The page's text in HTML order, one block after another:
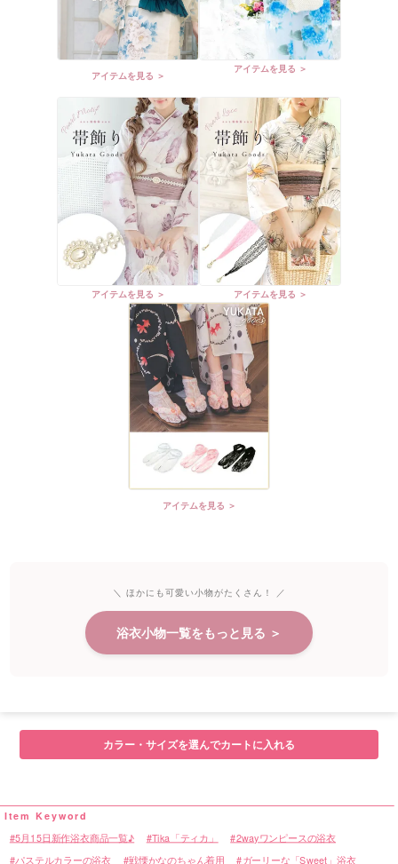
アイテムを見る ＞
アイテムを見る ＞
アイテムを見る ＞ アイテムを見る ＞
アイテムを見る ＞
＼ ほかにも可愛い小物がたくさん！ ／
浴衣小物一覧をもっと見る ＞
カラー・サイズを選んでカートに入れる
5月15日新作浴衣商品一覧♪ Tika「ティカ」 2wayワンピースの浴衣
パステルカラーの浴衣 戦慄かなのちゃん着用 ガーリーな「Sweet」浴衣